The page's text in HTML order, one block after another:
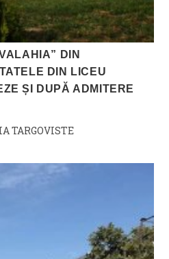
DIN
DIN LICEU
ȘI DUPĂ ADMITERE
TARGOVISTE